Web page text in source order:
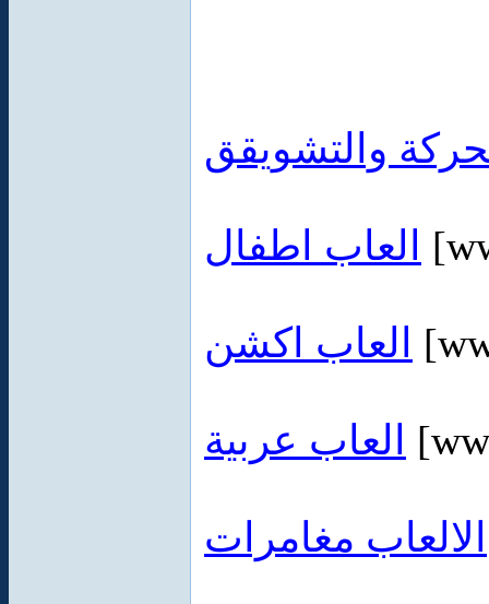
والتشويقق
العاب اطفال
العاب اكشن
العاب عربية
الالعاب مغامرات